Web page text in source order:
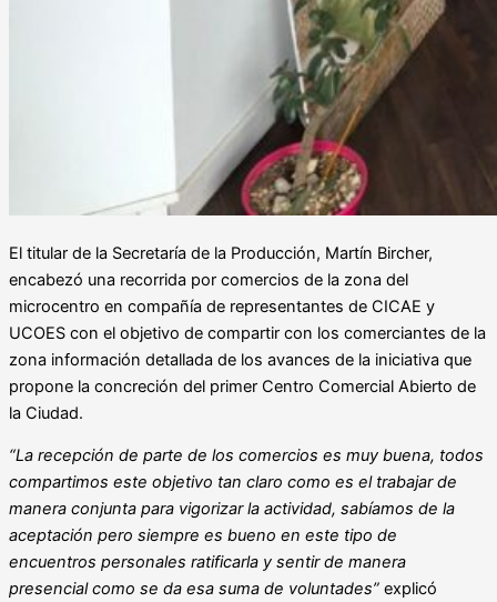
El titular de la Secretaría de la Producción, Martín Bircher,
encabezó una recorrida por comercios de la zona del
microcentro en compañía de representantes de CICAE y
UCOES con el objetivo de compartir con los comerciantes de la
zona información detallada de los avances de la iniciativa que
propone la concreción del primer Centro Comercial Abierto de
la Ciudad.
“La recepción de parte de los comercios es muy buena, todos
compartimos este objetivo tan claro como es el trabajar de
manera conjunta para vigorizar la actividad, sabíamos de la
aceptación pero siempre es bueno en este tipo de
encuentros personales ratificarla y sentir de manera
presencial como se da esa suma de voluntades” explicó